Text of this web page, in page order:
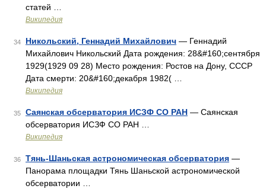
статей …
Википедия
34 Никольский, Геннадий Михайлович — Геннадий
Михайлович Никольский Дата рождения: 28&#160;сентября
1929(1929 09 28) Место рождения: Ростов на Дону, СССР
Дата смерти: 20&#160;декабря 1982( …
Википедия
35 Саянская обсерватория ИСЗФ СО РАН — Саянская
обсерватория ИСЗФ СО РАН …
Википедия
36 Тянь-Шаньская астрономическая обсерватория —
Панорама площадки Тянь Шаньской астрономической
обсерватории …